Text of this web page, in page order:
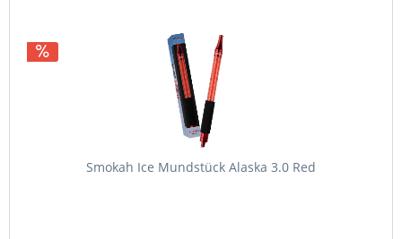
Smokah Ice Mundstück Alaska 3.0 Red